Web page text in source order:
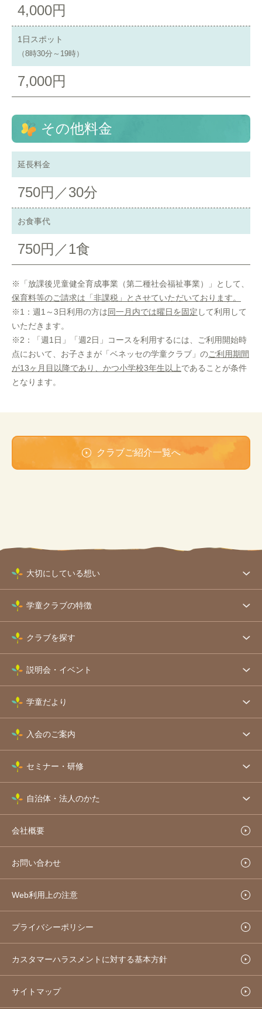
4,000円
1日スポット
（8時30分～19時）
7,000円
その他料金
延長料金
750円／30分
お食事代
750円／1食
※「放課後児童健全育成事業（第二種社会福祉事業）」として、
保育料等のご請求は「非課税」とさせていただいております。
※1：週1～3日利用の方は同一月内では曜日を固定 して利用して
いただきます。
※2：「週1日」「週2日」コースを利用するには、ご利用開始時
点において、お子さまが「ベネッセの学童クラブ」のご利用期間
が13ヶ月目以降であり、かつ小学校3年生以上であることが条件
となります。
クラブご紹介一覧へ
大切にしている想い
学童クラブの特徴
クラブを探す
説明会・イベント
学童だより
入会のご案内
セミナー・研修
自治体・法人のかた
会社概要
お問い合わせ
Web利用上の注意
プライバシーポリシー
カスタマーハラスメントに対する基本方針
サイトマップ